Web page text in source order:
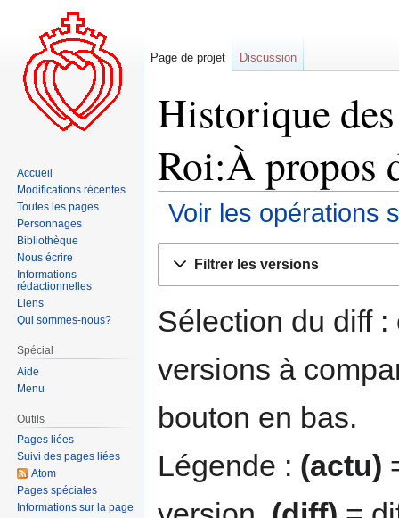
Historique
Roi:À propos
Voir les opérations
navigation
recherche
Filtrer les versions
Sélection du diff
versions à
bouton en bas.
Légende : (actu)
Page de projet Discussion
Accueil
Modifications récentes
Toutes les pages
Personnages
Bibliothèque
Nous écrire
Informations
rédactionnelles
Liens
Qui sommes-nous?
Spécial
Aide
Menu
Outils
Pages liées
Suivi des pages liées
Atom
Pages spéciales
Informations sur la page